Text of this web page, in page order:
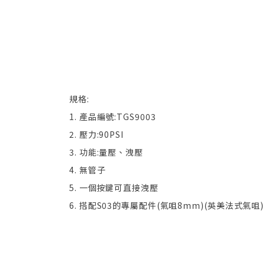
規格:
1. 產品編號:TGS9003
2. 壓力:90PSI
3. 功能:量壓、洩壓
4. 無管子
5. 一個按鍵可直接洩壓
6. 搭配S03的專屬配件(氣咀8mm)(英美法式氣咀